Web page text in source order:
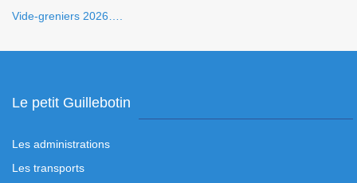
Vide-greniers 2026….
Le petit Guillebotin
Les administrations
Les transports